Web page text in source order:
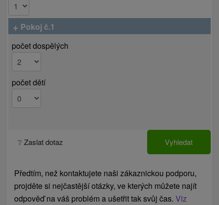
délkou trvání, které však zahrnují odlišný rozsah
služeb!
+ Pokoj č.1
počet dospělých
počet dětí
❔ Zaslat dotaz Vyhledat
Předtím, než kontaktujete naši zákaznickou podporu,
projděte si nejčastější otázky, ve kterých můžete najít
odpověď na váš problém a ušetřit tak svůj čas. Viz